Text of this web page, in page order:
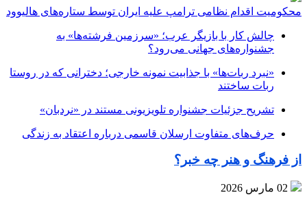
محکومیت اقدام نظامی ترامپ علیه ایران توسط ستاره‌های هالیوود
چالش کار با بازیگر عرب؛ «سرزمین فرشته‌ها» به
جشنواره‌های جهانی می‌رود؟
«نبرد ربات‌ها» با جذابیت نمونه خارجی؛ دخترانی که در روستا
ربات ساختند
تشریح جزئیات جشنواره‌ تلویزیونی مستند در «نردبان»
حرف‌های متفاوت ارسلان قاسمی درباره اعتقاد به زندگی
از فرهنگ و هنر چه خبر؟
02 مارس 2026